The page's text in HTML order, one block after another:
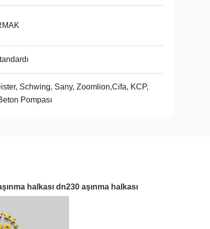
Schwing, Sany, Zoomlion,Cifa, KCP,
Pompası
halkası dn230 aşınma halkası